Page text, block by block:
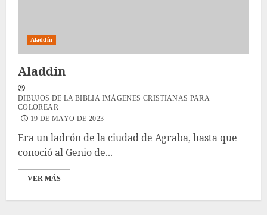
Aladdín
Aladdín
DIBUJOS DE LA BIBLIA IMÁGENES CRISTIANAS PARA
COLOREAR
19 DE MAYO DE 2023
Era un ladrón de la ciudad de Agraba, hasta que
conoció al Genio de...
VER MÁS